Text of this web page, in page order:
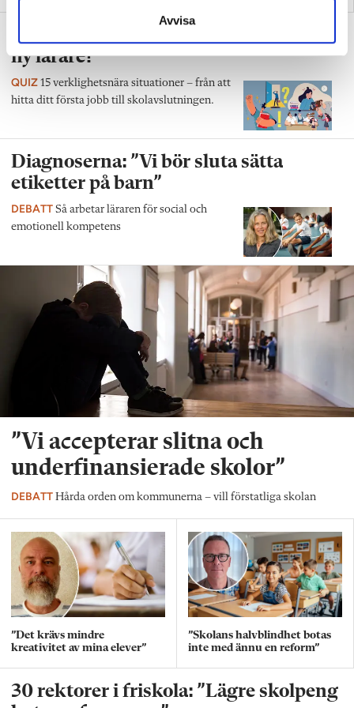
Avvisa
Test: Hur klarar du ditt första år som
ny lärare?
QUIZ 15 verklighetsnära situationer – från att
hitta ditt första jobb till skolavslutningen.
Diagnoserna: ”Vi bör sluta sätta
etiketter på barn”
DEBATT Så arbetar läraren för social och
emotionell kompetens
”Vi accepterar slitna och
underfinansierade skolor”
DEBATT Hårda orden om kommunerna – vill förstatliga skolan
”Det krävs mindre
kreativitet av mina elever”
”Skolans halvblindhet botas
inte med ännu en reform”
30 rektorer i friskola: ”Lägre skolpeng